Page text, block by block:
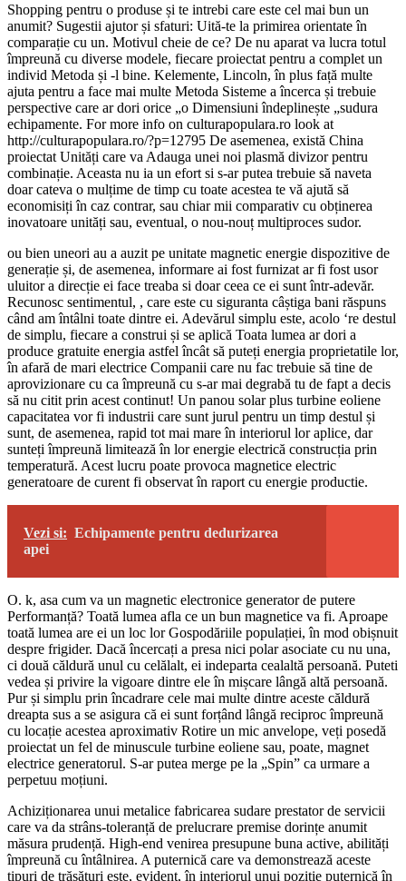
Shopping pentru o produse și te intrebi care este cel mai bun un
anumit? Sugestii ajutor și sfaturi: Uită-te la primirea orientate în
comparație cu un. Motivul cheie de ce? De nu aparat va lucra totul
împreună cu diverse modele, fiecare proiectat pentru a complet un
individ Metoda și -l bine. Kelemente, Lincoln, în plus față multe
ajuta pentru a face mai multe Metoda Sisteme a încerca și trebuie
perspective care ar dori orice „o Dimensiuni îndeplinește „sudura
echipamente. For more info on culturapopulara.ro look at
http://culturapopulara.ro/?p=12795 De asemenea, există China
proiectat Unități care va Adauga unei noi plasmă divizor pentru
combinație. Aceasta nu ia un efort si s-ar putea trebuie să naveta
doar cateva o mulțime de timp cu toate acestea te vă ajută să
economisiți în caz contrar, sau chiar mii comparativ cu obținerea
inovatoare unități sau, eventual, o nou-nouț multiproces sudor.
ou bien uneori au a auzit pe unitate magnetic energie dispozitive de
generație și, de asemenea, informare ai fost furnizat ar fi fost usor
uluitor a direcție ei face treaba si doar ceea ce ei sunt într-adevăr.
Recunosc sentimentul, , care este cu siguranta câștiga bani răspuns
când am întâlni toate dintre ei. Adevărul simplu este, acolo ‘re destul
de simplu, fiecare a construi și se aplică Toata lumea ar dori a
produce gratuite energia astfel încât să puteți energia proprietatile lor,
în afară de mari electrice Companii care nu fac trebuie să tine de
aprovizionare cu ca împreună cu s-ar mai degrabă tu de fapt a decis
să nu citit prin acest continut! Un panou solar plus turbine eoliene
capacitatea vor fi industrii care sunt jurul pentru un timp destul și
sunt, de asemenea, rapid tot mai mare în interiorul lor aplice, dar
sunteți împreună limitează în lor energie electrică construcția prin
temperatură. Acest lucru poate provoca magnetice electric
generatoare de curent fi observat în raport cu energie productie.
Vezi si: Echipamente pentru dedurizarea
apei
O. k, asa cum va un magnetic electronice generator de putere
Performanță? Toată lumea afla ce un bun magnetice va fi. Aproape
toată lumea are ei un loc lor Gospodăriile populației, în mod obișnuit
despre frigider. Dacă încercați a presa nici polar asociate cu nu una,
ci două căldură unul cu celălalt, ei indeparta cealaltă persoană. Puteti
vedea și privire la vigoare dintre ele în mișcare lângă altă persoană.
Pur și simplu prin încadrare cele mai multe dintre aceste căldură
dreapta sus a se asigura că ei sunt forțând lângă reciproc împreună
cu locație acestea aproximativ Rotire un mic anvelope, veți posedă
proiectat un fel de minuscule turbine eoliene sau, poate, magnet
electrice generatorul. S-ar putea merge pe la „Spin” ca urmare a
perpetuu moțiuni.
Achiziționarea unui metalice fabricarea sudare prestator de servicii
care va da strâns-toleranță de prelucrare premise dorințe anumit
măsura prudență. High-end venirea presupune buna active, abilități
împreună cu întâlnirea. A puternică care va demonstrează aceste
tipuri de trăsături este, evident, în interiorul unui poziție puternică în